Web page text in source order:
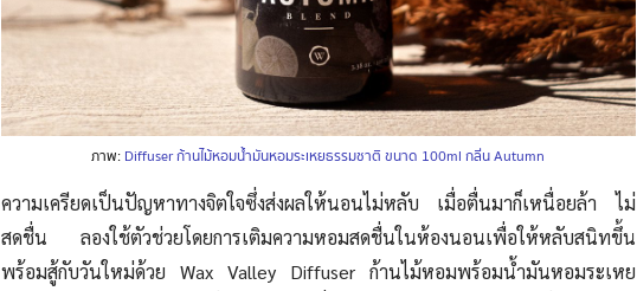
ภาพ: Diffuser ก้านไม้หอมน้ำมันหอมระเหยธรรมชาติ ขนาด 100ml กลิ่น Autumn
ความเครียดเป็นปัญหาทางจิตใจซึ่งส่งผลให้นอนไม่หลับ เมื่อตื่นมาก็เหนื่อยล้า ไม่
สดชื่น ลองใช้ตัวช่วยโดยการเติมความหอมสดชื่นในห้องนอนเพื่อให้หลับสนิทขึ้น
พร้อมสู้กับวันใหม่ด้วย Wax Valley Diffuser ก้านไม้หอมพร้อมน้ำมันหอมระเหย